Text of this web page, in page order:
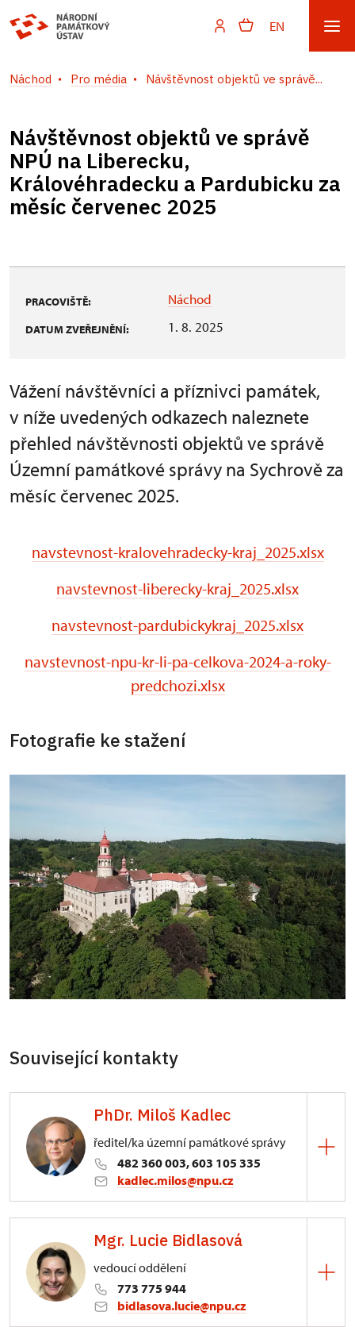
EN
Náchod Pro média Návštěvnost objektů ve správě...
Návštěvnost objektů ve správě
NPÚ na Liberecku,
Královéhradecku a Pardubicku za
měsíc červenec 2025
PRACOVIŠTĚ: Náchod
DATUM ZVEŘEJNĚNÍ: 1. 8. 2025
Vážení návštěvníci a příznivci památek,
v níže uvedených odkazech naleznete
přehled návštěvnosti objektů ve správě
Územní památkové správy na Sychrově za
měsíc červenec 2025.
navstevnost-kralovehradecky-kraj_2025.xlsx
navstevnost-liberecky-kraj_2025.xlsx
navstevnost-pardubickykraj_2025.xlsx
navstevnost-npu-kr-li-pa-celkova-2024-a-roky-
predchozi.xlsx
Fotografie ke stažení
Související kontakty
PhDr. Miloš Kadlec
ředitel/ka územní památkové správy
482 360 003, 603 105 335
kadlec.milos@npu.cz
3/, Sychrov 3
Mgr. Lucie Bidlasová
vedoucí oddělení
773 775 944
bidlasova.lucie@npu.cz